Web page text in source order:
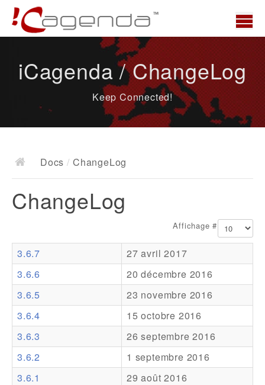
News
Docs
Documentation
Ressources
Addons
Theme Packs
Translation Packs
Support
Forum
iCagenda / ChangeLog
Keep Connected!
Docs / ChangeLog
ChangeLog
Affichage #
3.6.7
27 avril 2017
3.6.6
20 décembre 2016
3.6.5
23 novembre 2016
3.6.4
15 octobre 2016
3.6.3
26 septembre 2016
3.6.2
1 septembre 2016
3.6.1
29 août 2016